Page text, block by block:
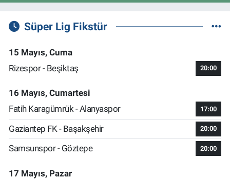
Süper Lig Fikstür
15 Mayıs, Cuma
Rizespor - Beşiktaş
20:00
16 Mayıs, Cumartesi
Fatih Karagümrük - Alanyaspor
17:00
Gaziantep FK - Başakşehir 20:00
Samsunspor - Göztepe 20:00
17 Mayıs, Pazar